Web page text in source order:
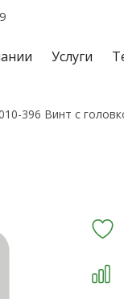
Услуги
396 Винт с